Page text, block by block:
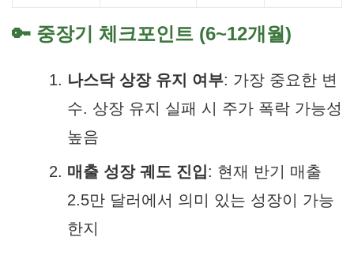
🔑 중장기 체크포인트 (6~12개월)
나스닥 상장 유지 여부: 가장 중요한 변
수. 상장 유지 실패 시 주가 폭락 가능성
높음
매출 성장 궤도 진입: 현재 반기 매출
2.5만 달러에서 의미 있는 성장이 가능
한지